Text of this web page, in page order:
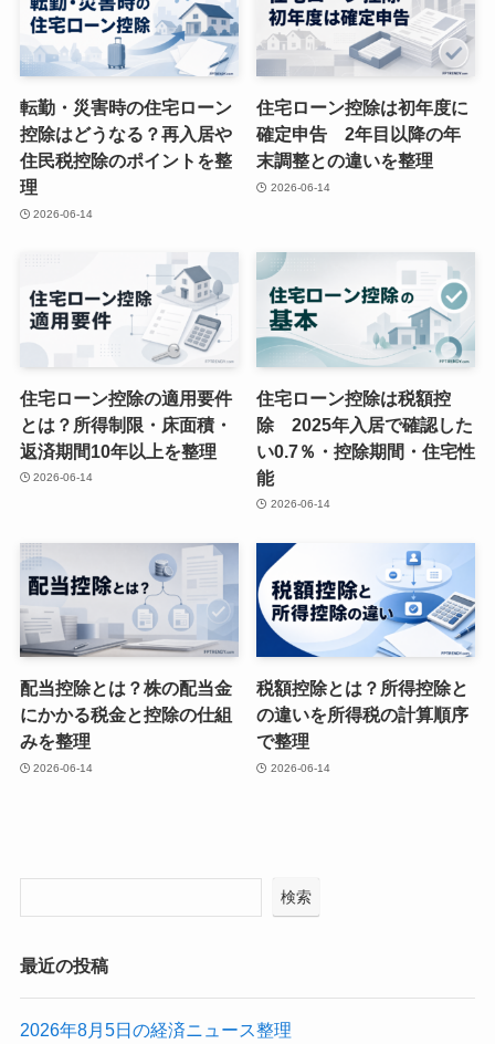
転勤・災害時の住宅ローン
控除はどうなる？再入居や
住民税控除のポイントを整
理
2026-06-14
住宅ローン控除は初年度に
確定申告 2年目以降の年
末調整との違いを整理
2026-06-14
住宅ローン控除の適用要件
とは？所得制限・床面積・
返済期間10年以上を整理
2026-06-14
住宅ローン控除は税額控
除 2025年入居で確認した
い0.7％・控除期間・住宅性
能
2026-06-14
配当控除とは？株の配当金
にかかる税金と控除の仕組
みを整理
2026-06-14
税額控除とは？所得控除と
の違いを所得税の計算順序
で整理
2026-06-14
検索
最近の投稿
2026年8月5日の経済ニュース整理